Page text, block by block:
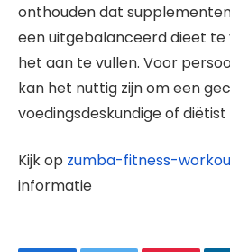
onthouden dat
een uitgebalanceerd dieet
het aan te vullen. Voor
kan het nuttig zijn om een
voedingsdeskundige of
Kijk op zumba-fitness-
informatie